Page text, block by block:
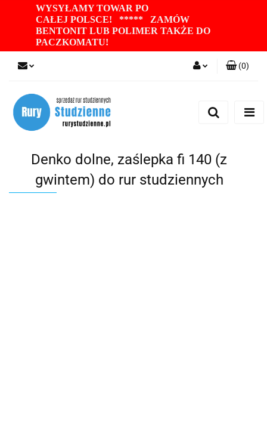
WYSYŁAMY TOWAR PO
CAŁEJ POLSCE! ***** ZAMÓW
BENTONIT LUB POLIMER TAKŻE DO
PACZKOMATU!
(0)
Denko dolne, zaślepka fi 140 (z
gwintem) do rur studziennych